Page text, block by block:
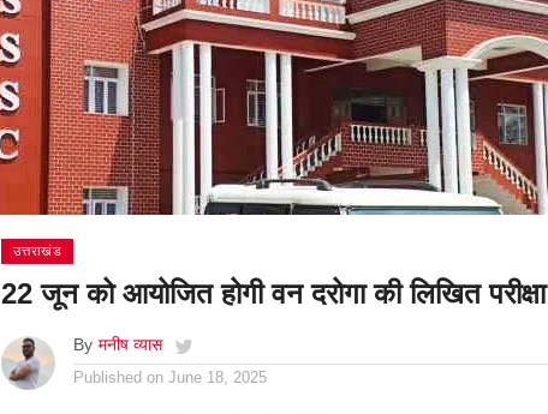
उत्तराखंड
22 जून को आयोजित होगी वन दरोगा की लिखित परीक्षा
By मनीष व्यास
Published on June 18, 2025